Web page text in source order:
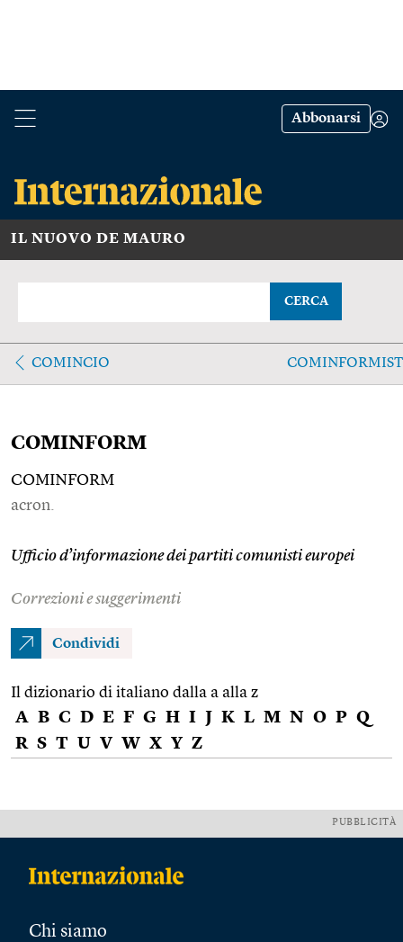
Abbonarsi
IL NUOVO DE MAURO
CERCA
COMINCIO
COMINFORM
COMINFORM
acron.
Ufficio d’informazione dei partiti comunisti europei
Correzioni e suggerimenti
Condividi
Il dizionario di italiano dalla a alla z
A B C D E F G H I J K L M N O P Q
R S T U V W X Y Z
PUBBLICITÀ
Chi siamo